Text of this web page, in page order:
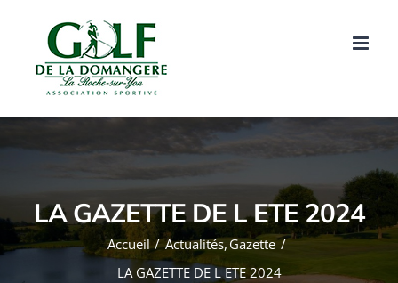
contenu
LA GAZETTE DE L ETE 2024
Accueil Actualités Gazette
LA GAZETTE DE L ETE 2024